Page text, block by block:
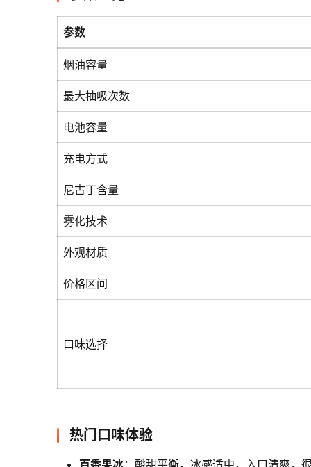
参数
烟油容量
最大抽吸次数
电池容量
充电方式
尼古丁含量
雾化技术
外观材质
价格区间
口味选择
热门口味体验